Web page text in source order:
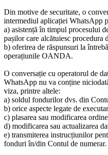
Din motive de securitate, o
intermediul aplicației WhatsApp
a) asistență în timpul procesului
pașilor care alcătuiesc procedura
b) oferirea de răspunsuri la
operațiunile OANDA.
O conversație cu operatorul de
WhatsApp nu va conține
viza, printre altele:
a) soldul fondurilor dvs. din
b) orice aspecte legate de
c) plasarea sau modificarea
d) modificarea sau actualizarea
e) transmiterea instrucțiunilor
fonduri în/din Contul de numerar.